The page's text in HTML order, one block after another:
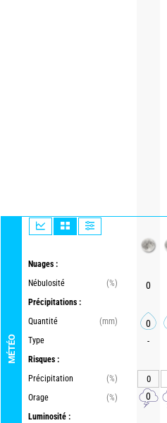
MÉTÉO
Nuages :
Nébulosité
(%)
Précipitations :
Quantité
(mm)
Type
Risques :
Précipitation
(%)
Orage
(%)
Luminosité :
0
0
-
0
0